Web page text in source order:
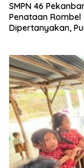
SMPN 46
Penataan Rombel
Dipertanyakan,